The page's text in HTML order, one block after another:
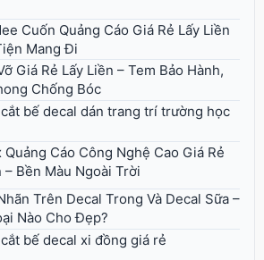
Cuốn Quảng Cáo Giá Rẻ Lấy Liền
Mang Đi
Giá Rẻ Lấy Liền – Tem Bảo Hành,
Chống Bóc
bế decal dán trang trí trường học
Quảng Cáo Công Nghệ Cao Giá Rẻ
– Bền Màu Ngoài Trời
Trên Decal Trong Và Decal Sữa –
Nào Cho Đẹp?
bế decal xi đồng giá rẻ